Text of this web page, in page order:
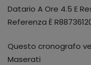
Datario A Ore 4.5 E
Referenza È
Questo cronografo
Maserati